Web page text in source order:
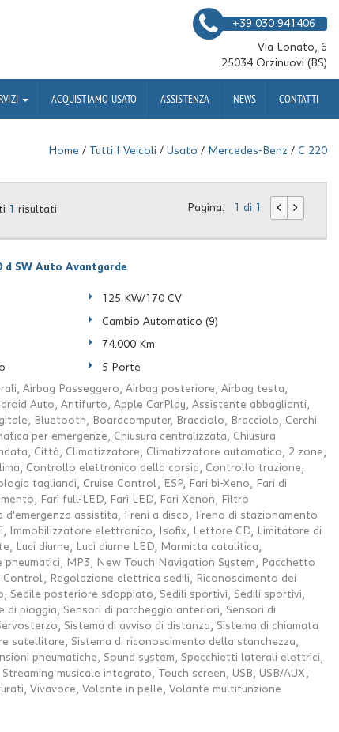
+39 030 941406
Via Lonato, 6
25034 Orzinuovi (BS)
ACQUISTIAMO USATO ASSISTENZA NEWS CONTATTI
Home / Tutti I Veicoli / Usato / Mercedes-Benz / C 220
risultati Pagina: 1 di 1
d SW Auto Avantgarde
125 KW/170 CV
Cambio Automatico (9)
74.000 Km
5 Porte
Airbag Passeggero, Airbag posteriore, Airbag testa,
Auto, Antifurto, Apple CarPlay, Assistente abbaglianti,
Bluetooth, Boardcomputer, Bracciolo, Bracciolo, Cerchi
per emergenze, Chiusura centralizzata, Chiusura
Città, Climatizzatore, Climatizzatore automatico, 2 zone,
Controllo elettronico della corsia, Controllo trazione,
tagliandi, Cruise Control, ESP, Fari bi-Xeno, Fari di
Fari full-LED, Fari LED, Fari Xenon, Filtro
assistita, Freni a disco, Freno di stazionamento
Immobilizzatore elettronico, Isofix, Lettore CD, Limitatore di
Luci diurne, Luci diurne LED, Marmitta catalitica,
pneumatici, MP3, New Touch Navigation System, Pacchetto
Regolazione elettrica sedili, Riconoscimento dei
Sedile posteriore sdoppiato, Sedili sportivi, Sedili sportivi,
di pioggia, Sensori di parcheggio anteriori, Sensori di
Sistema di avviso di distanza, Sistema di chiamata
satellitare, Sistema di riconoscimento della stanchezza,
pneumatiche, Sound system, Specchietti laterali elettrici,
musicale integrato, Touch screen, USB, USB/AUX,
Vivavoce, Volante in pelle, Volante multifunzione